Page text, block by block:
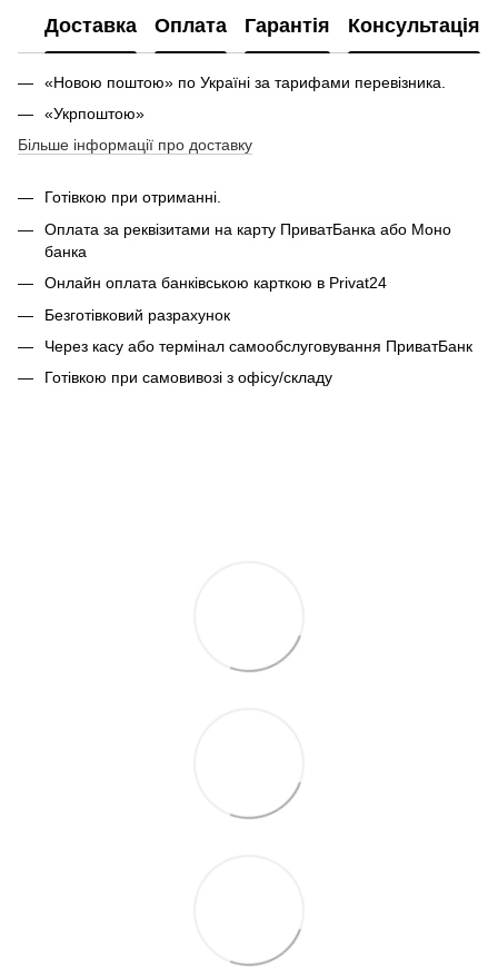
Доставка Оплата Гарантія Консультація
«Новою поштою» по Україні за тарифами перевізника.
«Укрпоштою»
Більше інформації про доставку
Готівкою при отриманні.
Оплата за реквізитами на карту ПриватБанка або Моно
банка
Онлайн оплата банківською карткою в Privat24
Безготівковий разрахунок
Через касу або термінал самообслуговування ПриватБанк
Готівкою при самовивозі з офісу/складу